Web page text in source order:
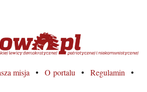
– Portal
misja O portalu
Regulamin